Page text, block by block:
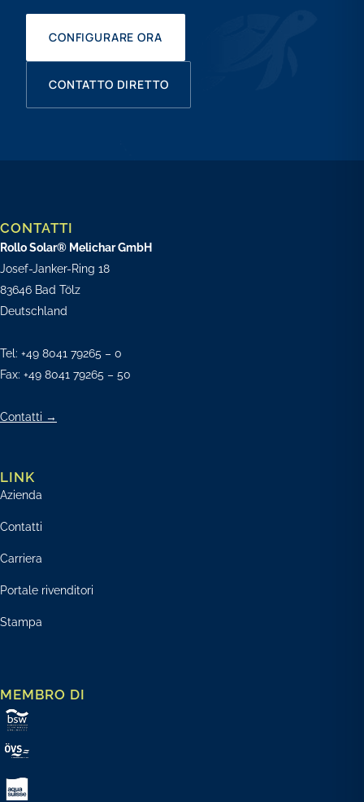
CONFIGURARE ORA
CONTATTO DIRETTO
CONTATTI
Rollo Solar® Melichar GmbH
Josef-Janker-Ring 18
83646 Bad Tölz
Deutschland
Tel: +49 8041 79265 – 0
Fax: +49 8041 79265 – 50
Contatti →
LINK
Azienda
Contatti
Carriera
Portale rivenditori
Stampa
MEMBRO DI